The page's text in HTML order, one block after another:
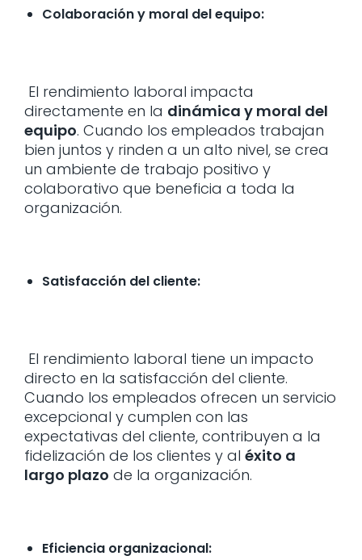
Colaboración y moral del equipo:
El rendimiento laboral impacta
directamente en la dinámica y moral del
equipo. Cuando los empleados trabajan
bien juntos y rinden a un alto nivel, se crea
un ambiente de trabajo positivo y
colaborativo que beneficia a toda la
organización.
Satisfacción del cliente:
El rendimiento laboral tiene un impacto
directo en la satisfacción del cliente.
Cuando los empleados ofrecen un servicio
excepcional y cumplen con las
expectativas del cliente, contribuyen a la
fidelización de los clientes y al éxito a
largo plazo de la organización.
Eficiencia organizacional: